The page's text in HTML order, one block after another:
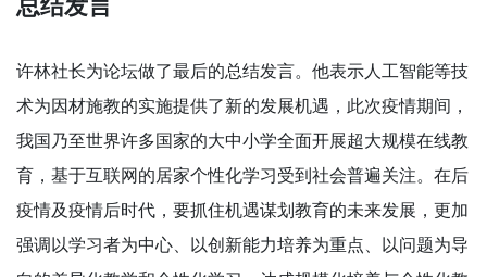
总结发言
许林社长为论坛做了最后的总结发言。他表示人工智能等技
术为因材施教的实施提供了新的发展机遇，此次疫情期间，
我国乃至世界许多国家的大中小学全面开展超大规模在线教
育，基于互联网的居家个性化学习受到社会普遍关注。在后
疫情及疫情后时代，要抓住机遇谋划教育的未来发展，更加
强调以学习者为中心、以创新能力培养为重点、以问题为导